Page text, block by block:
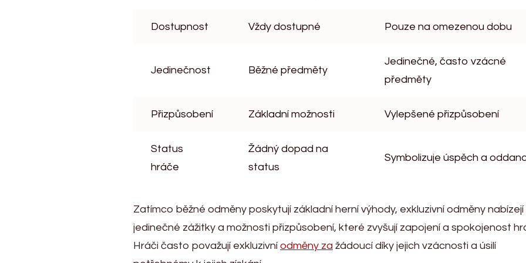
Dostupnost Vždy dostupné Pouze na omezenou dobu
Jedinečnost Běžné předměty
Jedinečné, často vzácné
předměty
Přizpůsobení Základní možnosti Vylepšené přizpůsobení
Status
hráče
Žádný dopad na
status
Symbolizuje úspěch a
Zatímco běžné odměny poskytují základní herní výhody, exkluzivní odměny nabízejí
jedinečné zážitky a možnosti přizpůsobení, které zvyšují zapojení a spokojenost
Hráči často považují exkluzivníodměny za žádoucí díky jejich vzácnosti a úsilí